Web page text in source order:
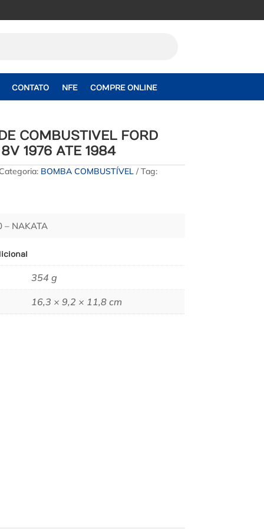
CONTATO NFE COMPRE ONLINE
COMBUSTIVEL FORD
1976 ATE 1984
BOMBA COMBUSTÍVEL Tag:
– NAKATA
354 g
16,3 × 9,2 × 11,8 cm